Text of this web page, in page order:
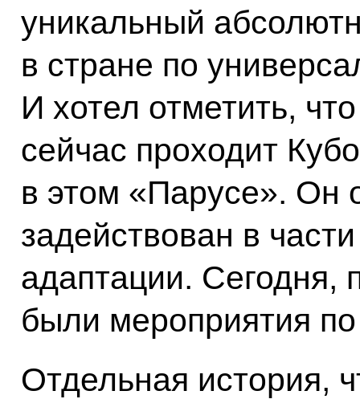
уникальный
в стране по
И хотел отметить,
сейчас проходит
в этом «Парусе». Он
задействован в
адаптации.
были мероприятия
Отдельная история,